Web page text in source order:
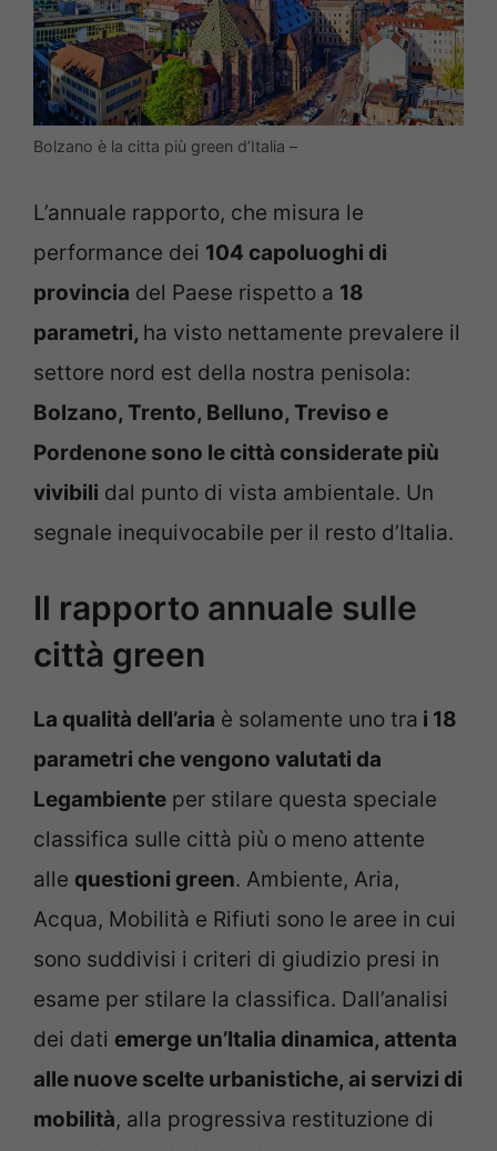
Bolzano è la citta più green d’Italia –
L’annuale rapporto, che misura le
performance dei 104 capoluoghi di
provincia del Paese rispetto a 18
parametri, ha visto nettamente prevalere il
settore nord est della nostra penisola:
Bolzano, Trento, Belluno, Treviso e
Pordenone sono le città considerate più
vivibili dal punto di vista ambientale. Un
segnale inequivocabile per il resto d’Italia.
Il rapporto annuale sulle
città green
La qualità dell’aria è solamente uno tra i 18
parametri che vengono valutati da
Legambiente per stilare questa speciale
classifica sulle città più o meno attente
alle questioni green. Ambiente, Aria,
Acqua, Mobilità e Rifiuti sono le aree in cui
sono suddivisi i criteri di giudizio presi in
esame per stilare la classifica. Dall’analisi
dei dati emerge un’Italia dinamica, attenta
alle nuove scelte urbanistiche, ai servizi di
mobilità, alla progressiva restituzione di